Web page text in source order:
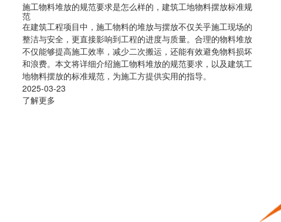
施工物料堆放的规范要求是怎么样的，建筑工地物料摆放标准规
范
在建筑工程项目中，施工物料的堆放与摆放不仅关乎施工现场的
整洁与安全，更直接影响到工程的进度与质量。合理的物料堆放
不仅能够提高施工效率，减少二次搬运，还能有效避免物料损坏
和浪费。本文将详细介绍施工物料堆放的规范要求，以及建筑工
地物料摆放的标准规范，为施工方提供实用的指导。
2025-03-23
了解更多